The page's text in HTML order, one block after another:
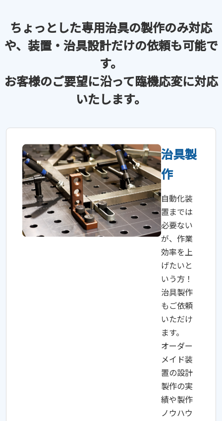
ちょっとした専用治具の製作のみ対応
や、装置・治具設計だけの依頼も可能で
す。
お客様のご要望に沿って臨機応変に対応
いたします。
治具製
作
自動化装
置までは
必要ない
が、作業
効率を上
げたいと
いう方！
治具製作
もご依頼
いただけ
ます。
オーダー
メイド装
置の設計
製作の実
績や製作
ノウハウ